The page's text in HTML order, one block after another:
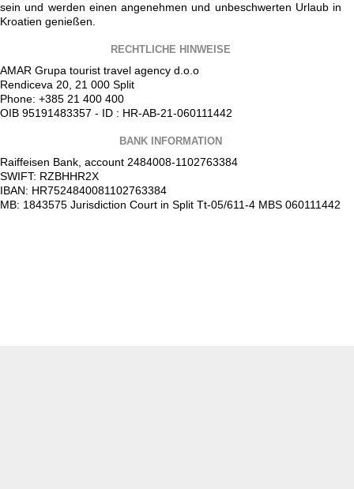
sein und werden einen angenehmen und unbeschwerten Urlaub in
Kroatien genießen.
RECHTLICHE HINWEISE
AMAR Grupa tourist travel agency d.o.o
Rendiceva 20, 21 000 Split
Phone: +385 21 400 400
OIB 95191483357 - ID : HR-AB-21-060111442
BANK INFORMATION
Raiffeisen Bank, account 2484008-1102763384
SWIFT: RZBHHR2X
IBAN: HR7524840081102763384
MB: 1843575 Jurisdiction Court in Split Tt-05/611-4 MBS 060111442